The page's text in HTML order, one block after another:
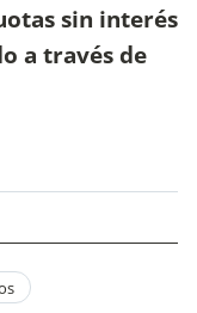
sin interés
a través de